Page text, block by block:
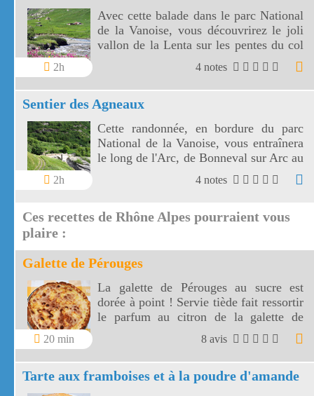
2h
Avec cette balade dans le parc National
de la Vanoise, vous découvrirez le joli
vallon de la Lenta sur les pentes du col
de l'Iseran. Le vallon de la Lenta fait
face au glacier des Evettes et à la vallée
de l'Arc. Le col de l'Iseran est le plus
haut de France.
4 notes
Sentier des Agneaux
2h
Cette randonnée, en bordure du parc
National de la Vanoise, vous entraînera
le long de l'Arc, de Bonneval sur Arc au
hameau de l'Ecot, à travers éboulis et
prairies fleuries, avec en fond sonore les
4 notes
Ces recettes de Rhône Alpes pourraient vous
plaire :
Galette de Pérouges
20 min
La galette de Pérouges au sucre est
dorée à point ! Servie tiède fait ressortir
le parfum au citron de la galette de
8 avis
Tarte aux framboises et à la poudre d'amande